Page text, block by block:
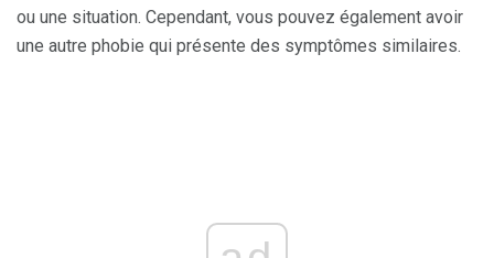
ou une situation. Cependant, vous pouvez également avoir
une autre phobie qui présente des symptômes similaires.